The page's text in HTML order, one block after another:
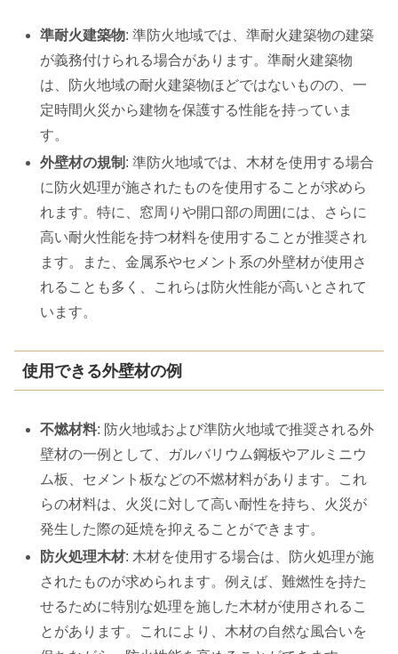
準耐火建築物: 準防火地域では、準耐火建築物の建築
が義務付けられる場合があります。準耐火建築物
は、防火地域の耐火建築物ほどではないものの、一
定時間火災から建物を保護する性能を持っていま
す。
外壁材の規制 : 準防火地域では、木材を使用する場合
に防火処理が施されたものを使用することが求めら
れます。特に、窓周りや開口部の周囲には、さらに
高い耐火性能を持つ材料を使用することが推奨され
ます。また、金属系やセメント系の外壁材が使用さ
れることも多く、これらは防火性能が高いとされて
います。
使用できる外壁材の例
不燃材料: 防火地域および準防火地域で推奨される外
壁材の一例として、ガルバリウム鋼板やアルミニウ
ム板、セメント板などの不燃材料があります。これ
らの材料は、火災に対して高い耐性を持ち、火災が
発生した際の延焼を抑えることができます。
防火処理木材: 木材を使用する場合は、防火処理が施
されたものが求められます。例えば、難燃性を持た
せるために特別な処理を施した木材が使用されるこ
とがあります。これにより、木材の自然な風合いを